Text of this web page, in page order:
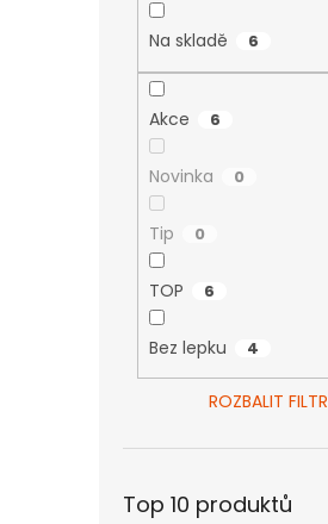
Na skladě 6
Akce 6
Novinka 0
Tip 0
TOP 6
Bez lepku 4
ROZBALIT FILTR
Top 10 produktů